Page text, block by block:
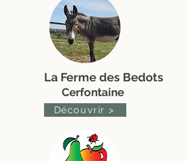
La Ferme des Bedots
Cerfontaine
Découvrir >